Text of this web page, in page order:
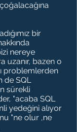
bir
nereye
uzanır, bazen o
problemlerden
de SQL
sürekli
"acaba SQL
yedeğini alıyor
"ne olur ,ne